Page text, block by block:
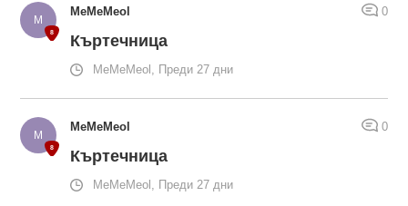
MeMeMeol 0
Къртечница
MeMeMeol, Преди 27 дни
MeMeMeol 0
Къртечница
MeMeMeol, Преди 27 дни